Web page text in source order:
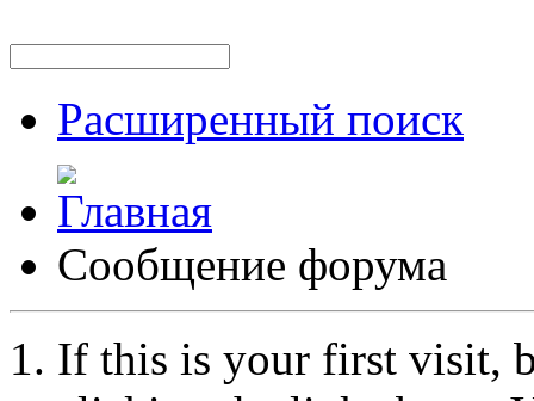
Расширенный поиск
Сообщение форума
If this is your first visit,